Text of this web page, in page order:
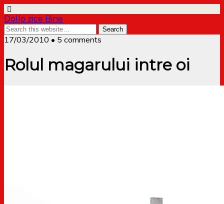
Dollo zice Bine
17/03/2010 • 5 comments
Rolul magarului intre oi